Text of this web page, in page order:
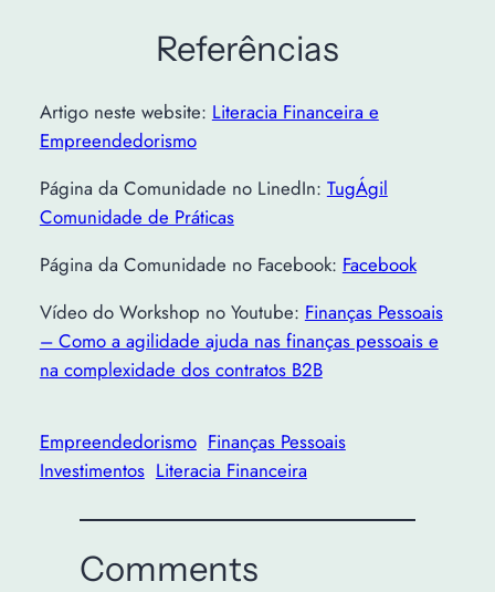
Referências
Artigo neste website: Literacia Financeira e
Empreendedorismo
Página da Comunidade no LinedIn: TugÁgil
Comunidade de Práticas
Página da Comunidade no Facebook: Facebook
Vídeo do Workshop no Youtube: Finanças Pessoais
– Como a agilidade ajuda nas finanças pessoais e
na complexidade dos contratos B2B
Empreendedorismo Finanças Pessoais
Investimentos Literacia Financeira
Comments